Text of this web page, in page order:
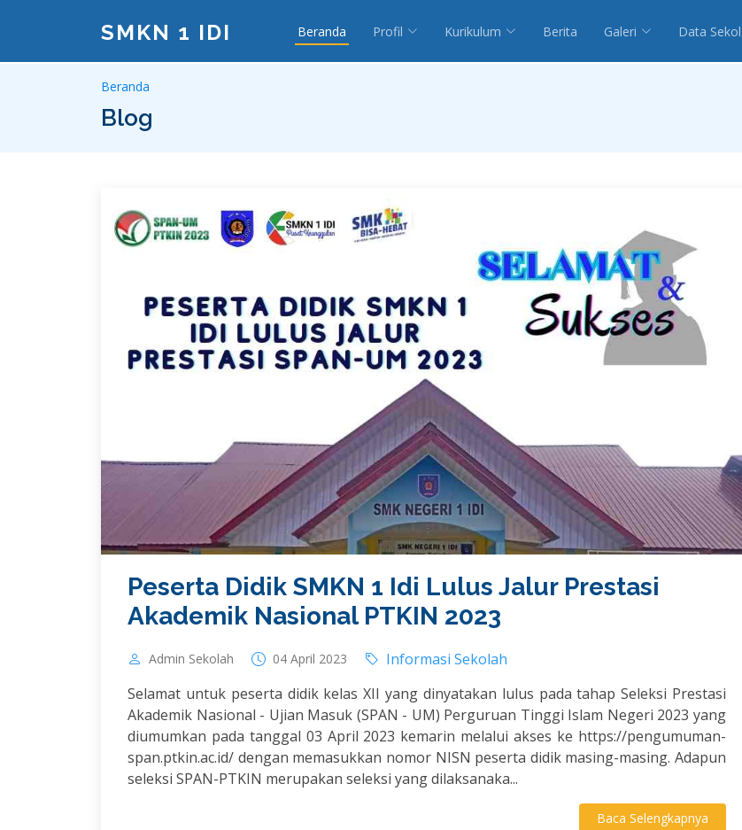
SMKN 1 IDI Beranda Profil Kurikulum Berita Galeri Data
Beranda
Blog
Peserta Didik SMKN 1 Idi Lulus Jalur Prestasi
Akademik Nasional PTKIN 2023
Admin Sekolah 04 April 2023
Informasi Sekolah
Selamat untuk peserta didik kelas XII yang dinyatakan lulus pada tahap Seleksi Prestasi
Akademik Nasional - Ujian Masuk (SPAN - UM) Perguruan Tinggi Islam Negeri 2023 yang
diumumkan pada tanggal 03 April 2023 kemarin melalui akses ke https://pengumuman-
span.ptkin.ac.id/ dengan memasukkan nomor NISN peserta didik masing-masing. Adapun
seleksi SPAN-PTKIN merupakan seleksi yang dilaksanaka...
Baca Selengkapnya